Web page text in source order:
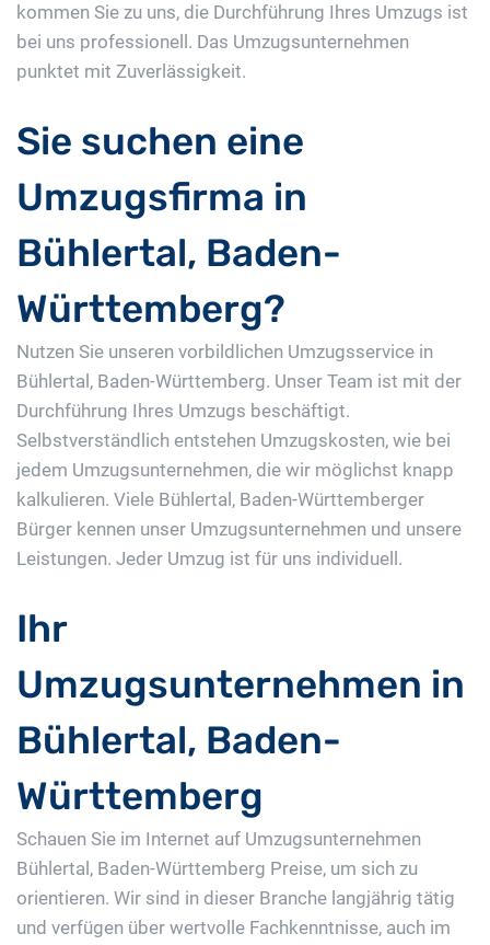
kommen Sie zu uns, die Durchführung Ihres Umzugs ist
bei uns professionell. Das Umzugsunternehmen
punktet mit Zuverlässigkeit.
Sie suchen eine
Umzugsfirma in
Bühlertal, Baden-
Württemberg?
Nutzen Sie unseren vorbildlichen Umzugsservice in
Bühlertal, Baden-Württemberg. Unser Team ist mit der
Durchführung Ihres Umzugs beschäftigt.
Selbstverständlich entstehen Umzugskosten, wie bei
jedem Umzugsunternehmen, die wir möglichst knapp
kalkulieren. Viele Bühlertal, Baden-Württemberger
Bürger kennen unser Umzugsunternehmen und unsere
Leistungen. Jeder Umzug ist für uns individuell.
Ihr
Umzugsunternehmen in
Bühlertal, Baden-
Württemberg
Schauen Sie im Internet auf Umzugsunternehmen
Bühlertal, Baden-Württemberg Preise, um sich zu
orientieren. Wir sind in dieser Branche langjährig tätig
und verfügen über wertvolle Fachkenntnisse, auch im